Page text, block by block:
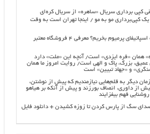
کپی برداری سریال «ساهره» از سریال کره‌ای
کپی‌برداری مو به مو / اینجا تهران است به وقت
از کجا اکانت اسپاتیفای پرمیوم بخریم؟ معرفی ۴ فروشگاه معتبر
همان «فره ایزدی» است/ آنچه این «ملت» دارد
عمیق، بزرگ، پاک و الهی است/ روایت امروز ما همان
و «جهاد تبیین» است
دیگر به قلم‌هایی نیازمندیم که پیش از نوشتن،
از داوری، انصاف بورزند و پیش از آنکه بر هیاهو
روشنایی فهم بیفزایند
صدای سگ از پارس کردن تا زوزه کشیدن + دانلود فایل